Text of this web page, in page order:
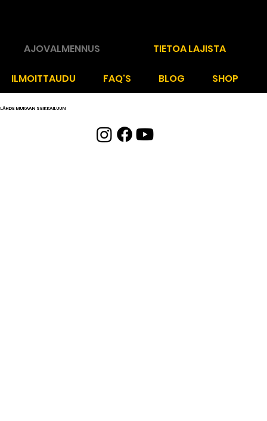
AJOVALMENNUS TIETOA LAJISTA
ILMOITTAUDU FAQ'S BLOG SHOP
LÄHDE MUKAAN SEIKKAILUUN